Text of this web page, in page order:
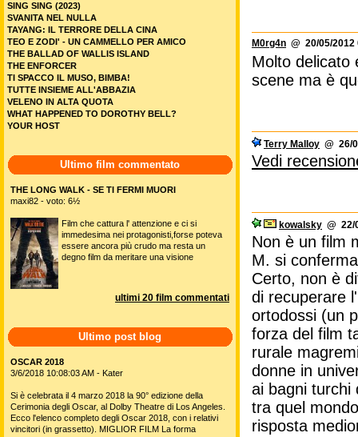
M0rg4n @ 20/05/2012
Molto delicato
scene ma è
Terry Malloy @ 26/
Vedi
kowalsky @ 22/
Non è un film
M. si
Certo, non è
di recuperare
ortodossi (un
forza del film
rurale
donne in
ai bagni turchi
tra quel
risposta
SING SING (2023)
SVANITA NEL NULLA
TAYANG: IL TERRORE DELLA CINA
TEO E ZODI' - UN CAMMELLO PER AMICO
THE BALLAD OF WALLIS ISLAND
THE ENFORCER
TI SPACCO IL MUSO, BIMBA!
TUTTE INSIEME ALL'ABBAZIA
VELENO IN ALTA QUOTA
WHAT HAPPENED TO DOROTHY BELL?
YOUR HOST
Ultimo film commentato
THE LONG WALK - SE TI FERMI MUORI
maxi82 - voto: 6½
Film che cattura l' attenzione e ci si
immedesima nei protagonisti,forse poteva
essere ancora più crudo ma resta un
degno film da meritare una visione
ultimi 20 film commentati
Ultimo post blog
OSCAR 2018
3/6/2018 10:08:03 AM - Kater
Si è celebrata il 4 marzo 2018 la 90° edizione della
Cerimonia degli Oscar, al Dolby Theatre di Los Angeles.
Ecco l'elenco completo degli Oscar 2018, con i relativi
vincitori (in grassetto). MIGLIOR FILM La forma